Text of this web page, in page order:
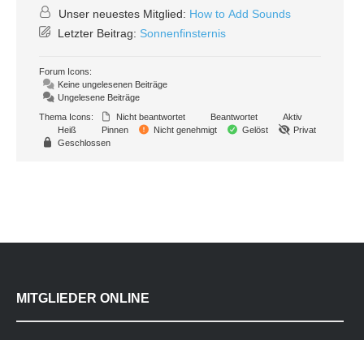
Unser neuestes Mitglied: How to Add Sounds
Letzter Beitrag: Sonnenfinsternis
Forum Icons:
Keine ungelesenen Beiträge
Ungelesene Beiträge
Thema Icons:
Nicht beantwortet Beantwortet
Aktiv
Heiß
Pinnen Nicht genehmigt Gelöst
Privat
Geschlossen
MITGLIEDER ONLINE